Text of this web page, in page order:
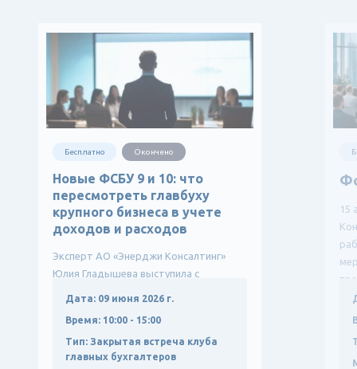
Бесплатно Окончено
Новые ФСБУ 9 и 10: что
пересмотреть главбуху
крупного бизнеса в учете
доходов и расходов
Эксперт АО «Энерджи Консалтинг»
Юлия Гладышева выступила с
политику крупных компаний, р...
Дата: 09 июня 2026 г.
Время: 10:00 - 15:00
Тип: Закрытая встреча клуба
главных бухгалтеров
15